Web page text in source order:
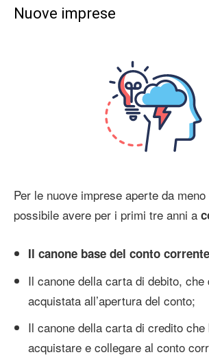
Nuove imprese
Per le nuove imprese aperte da
possibile avere per i primi tre anni a
Il canone base del conto corrente
Il canone della carta di debito, che
acquistata all’apertura del conto;
Il canone della carta di credito che
acquistare e collegare al conto